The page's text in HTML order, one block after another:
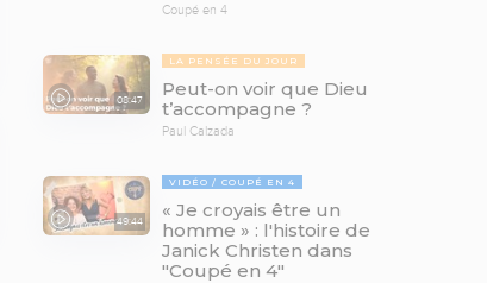
Coupé en 4
08:47
LA PENSÉE DU JOUR
Peut-on voir que Dieu
t’accompagne ?
Paul Calzada
49:44
VIDÉO COUPÉ EN 4
« Je croyais être un
homme » : l'histoire de
Janick Christen dans
"Coupé en 4"